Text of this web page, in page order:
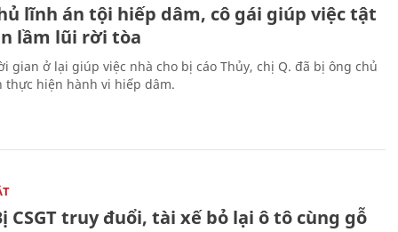
lĩnh án tội hiếp dâm, cô gái giúp việc tật
lầm lũi rời tòa
gian ở lại giúp việc nhà cho bị cáo Thủy, chị Q. đã bị ông chủ
thực hiện hành vi hiếp dâm.
CSGT truy đuổi, tài xế bỏ lại ô tô cùng gỗ